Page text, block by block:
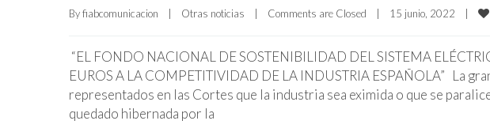
By fiabcomunicacion Otras noticias Comments are Closed 15 junio, 2022
“EL FONDO NACIONAL DE SOSTENIBILIDAD DEL SISTEMA
EUROS A LA COMPETITIVIDAD DE LA INDUSTRIA ESPAÑOLA” La
representados en las Cortes que la industria sea eximida o que se
quedado hibernada por la